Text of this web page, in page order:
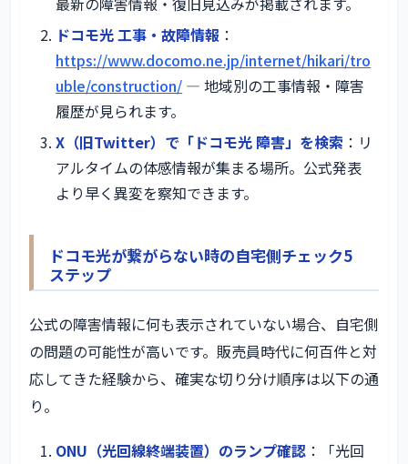
ドコモ光 工事・故障情報 ：
https://www.docomo.ne.jp/internet/hikari/tro
uble/construction/ — 地域別の工事情報・障害
履歴が見られます。
X（旧Twitter）で「ドコモ光 障害」を検索 ：リ
アルタイムの体感情報が集まる場所。公式発表
より早く異変を察知できます。
ドコモ光が繋がらない時の自宅側チェック5
ステップ
公式の障害情報に何も表示されていない場合、自宅側
の問題の可能性が高いです。販売員時代に何百件と対
応してきた経験から、確実な切り分け順序は以下の通
り。
ONU（光回線終端装置）のランプ確認 ：「光回